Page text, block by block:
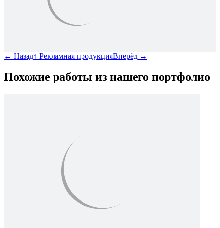
← Назад↑ Рекламная продукцияВперёд →
Похожие работы из нашего портфолио